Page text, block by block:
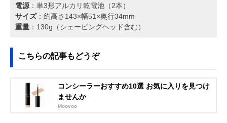
電源：単3形アルカリ乾電池（2本）
サイズ：約高さ143×幅51×奥行34mm
重量 ：130g（シェービングヘッド含む）
こちらの記事もどうぞ
コンシーラーおすすめ10選 お気に入りを見つけ
ませんか
Moovoo